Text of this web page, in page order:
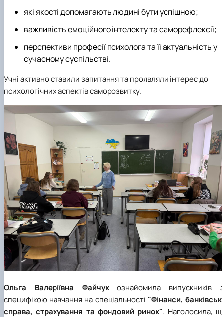
які якості допомагають людині бути успішною;
важливість емоційного інтелекту та саморефлексії;
перспективи професії психолога та її актуальність у
сучасному суспільстві.
Учні активно ставили запитання та проявляли інтерес до
психологічних аспектів саморозвитку.
Ольга Валеріївна Файчукознайомила випускників
специфікою навчання на спеціальності "Фінанси,
справа, страхування та фондовий ринок". Наголосила,